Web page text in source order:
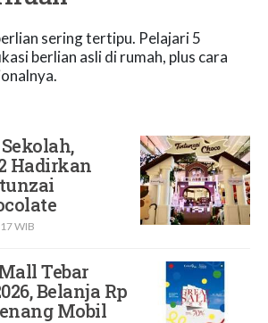
sering tertipu. Pelajari 5
berlian asli di rumah, plus cara
Hadirkan
WIB
Tebar
Belanja Rp
Mobil